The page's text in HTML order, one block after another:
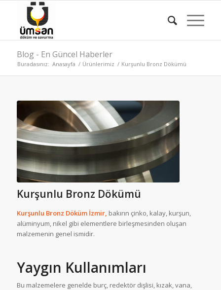
Blog - En Güncel Haberler
Buradasınız: Anasayfa / Ürünlerimiz / Kurşunlu Bronz Dökümü
Kurşunlu Bronz Dökümü
Kurşunlu Bronz Döküm İzmir, bakırın çinko, kalay, kurşun,
alüminyum, nikel gibi elementlere birleşmesinden oluşan
malzemenin genel ismidir.
Yaygın Kullanımları
Bu malzemelere genelde burç, redektör dişlisi, kızak, vana,